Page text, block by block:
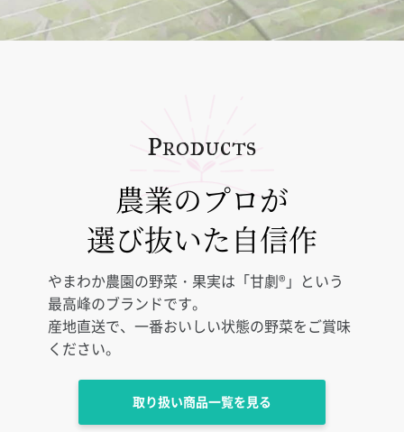
products
農業のプロが
選び抜いた自信作
やまわか農園の野菜・果実は「甘劇®」という
最高峰のブランドです。
産地直送で、一番おいしい状態の野菜をご賞味
ください。
取り扱い商品一覧を見る